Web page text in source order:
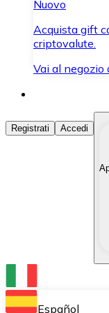
Nuovo
Acquista gift
criptovalute.
Vai al negozio
Acquista
Acquista le
Converti le
Scambia
Conserva le
Registrati Accedi
Español